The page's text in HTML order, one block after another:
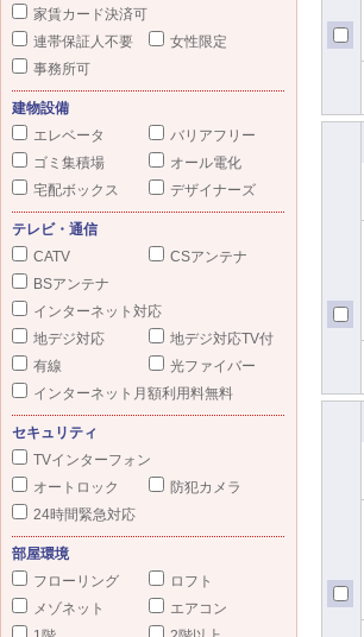
家賃カード決済可
連帯保証人不要
女性限定
事務所可
建物設備
エレベータ
バリアフリー
ゴミ集積場
オール電化
宅配ボックス
デザイナーズ
テレビ・通信
CATV
CSアンテナ
BSアンテナ
インターネット対応
地デジ対応
地デジ対応TV付
有線
光ファイバー
インターネット月額利用料無料
セキュリティ
TVインターフォン
オートロック
防犯カメラ
24時間緊急対応
部屋環境
フローリング
ロフト
メゾネット
エアコン